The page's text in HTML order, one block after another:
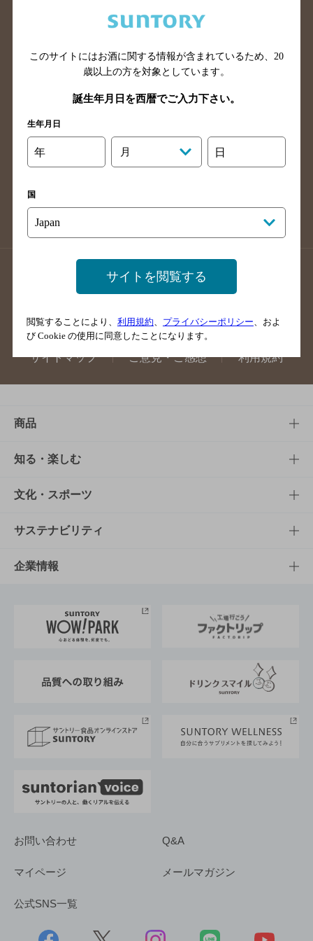
滋賀県のバー検索
和歌山県のバー検索
山口県のバー検索
鳥取県のバー検索
島根県のバー検索
徳島県のバー検索
高知県のバー検索
福岡県のバー検索
長崎県のバー検索
佐賀県のバー検索
店舗登録方法のご案内
店舗情報更新方法のご案内
掲載店舗様ログイン
サイトマップ ご意見・ご感想 利用規約
商品
商品TOP
商品一覧
商品発売情報
栄養成分一覧
知る・楽しむ
知る・楽しむTOP
キャンペーン
工場見学
地域情報
文化・スポーツ
文化・スポーツTOP
サントリーホール
サントリーサンバーズ大阪
サステナビリティ
サステナビリティTOP
サントリーが考えるサステナビリティ経営
企業情報
企業概要
採用情報
お問い合わせ Q&A
マイページ メールマガジン
公式SNS一覧
このサイトにはお酒に関する情報が含まれているため、 20
歳以上の方を対象としています。
誕生年月日を西暦でご入力下さい。
生年月日
年 月 日
国
サイトを閲覧する
閲覧することにより、 利用規約 プライバシーポリシー 、およ
び Cookie の使用に同意したことになります。